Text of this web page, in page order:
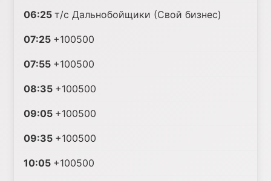
06:25 т/с Дальнобойщики (Свой бизнес)
07:25 +100500
07:55 +100500
08:35 +100500
09:05 +100500
09:35 +100500
10:05 +100500